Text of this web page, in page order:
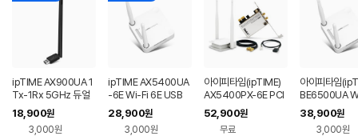
ipTIME AX900UA 1
Tx-1Rx 5GHz 듀얼
밴드 지원 USB 무선랜
카드
18,900원
3,000원
ipTIME AX5400UA
-6E Wi-Fi 6E USB
무선랜카드 화이트
28,900원
3,000원
아이피타임(ipTIME)
AX5400PX-6E PCI
타입 무선랜카드 기가
비트 와이파이6
52,900원
무료
아이피타임
BE6500UA
USB 무선랜카
38,900원
3,000원